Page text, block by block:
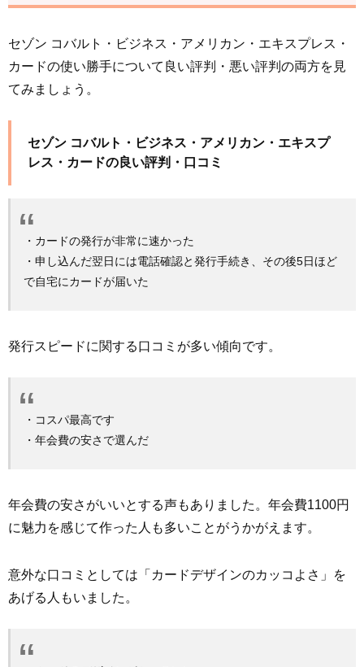
セゾン コバルト・ビジネス・アメリカン・エキスプレス・
カードの使い勝手について良い評判・悪い評判の両方を見
てみましょう。
セゾン コバルト・ビジネス・アメリカン・エキスプ
レス・カードの良い評判・口コミ
・カードの発行が非常に速かった
・申し込んだ翌日には電話確認と発行手続き、その後5日ほど
で自宅にカードが届いた
発行スピードに関する口コミが多い傾向です。
・コスパ最高です
・年会費の安さで選んだ
年会費の安さがいいとする声もありました。年会費1100円
に魅力を感じて作った人も多いことがうかがえます。
意外な口コミとしては「カードデザインのカッコよさ」を
あげる人もいました。